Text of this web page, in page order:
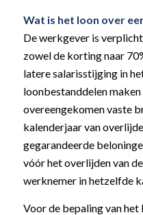
Wat is het loon over
De werkgever is
zowel de korting naar
latere salarisstijging in
loonbestanddelen
overeengekomen vaste
kalenderjaar van
gegarandeerde
vóór het overlijden van
werknemer in hetzelfde
Voor de bepaling van het